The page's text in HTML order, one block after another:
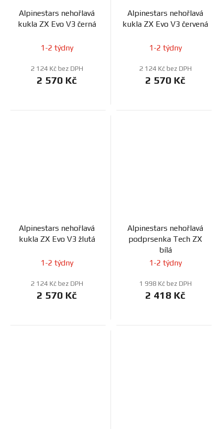
Alpinestars nehořlavá
kukla ZX Evo V3 černá
1-2 týdny
2 124 Kč bez DPH
2 570 Kč
Alpinestars nehořlavá
kukla ZX Evo V3 červená
1-2 týdny
2 124 Kč bez DPH
2 570 Kč
Alpinestars nehořlavá
kukla ZX Evo V3 žlutá
1-2 týdny
2 124 Kč bez DPH
2 570 Kč
Alpinestars nehořlavá
podprsenka Tech ZX
bílá
1-2 týdny
1 998 Kč bez DPH
2 418 Kč